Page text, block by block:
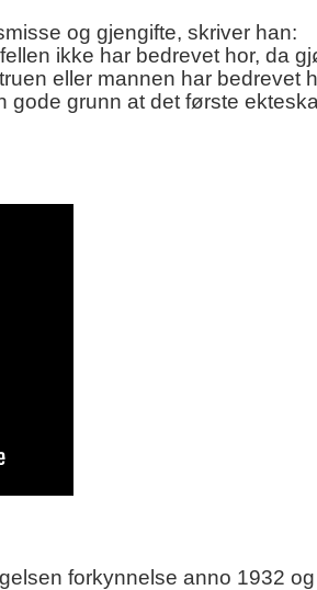
og gjengifte, skriver han:
ikke har bedrevet hor, da
eller mannen har bedrevet
gode grunn at det første
forkynnelse anno 1932